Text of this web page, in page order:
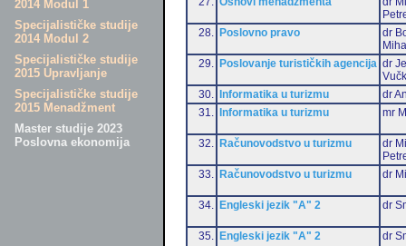
2014 Modul 1
Specijalističke studije
2014 Modul 2
Specijalističke studije
2015 Upravljanje
Specijalističke studije
2015 Menadžment
Master studije 2023
Poslovna ekonomija
28.
Poslovno pravo
dr
29.
Poslovanje turističkih agencija dr
30.
Informatika u turizmu
dr
31.
Informatika u turizmu mr
32. Računovodstvo u turizmu
dr
33.
Računovodstvo u turizmu dr
34. Engleski jezik "A" 2 dr
35. Engleski jezik "A" 2 dr